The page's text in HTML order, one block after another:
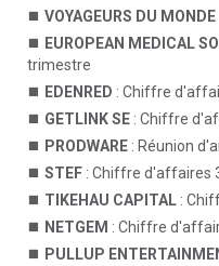
VOYAGEURS DU MONDE
EUROPEAN MEDICAL
trimestre
EDENRED : Chiffre
GETLINK SE : Chiffre
PRODWARE : Réunion
STEF : Chiffre d'affaires
TIKEHAU CAPITAL :
NETGEM : Chiffre
PULLUP